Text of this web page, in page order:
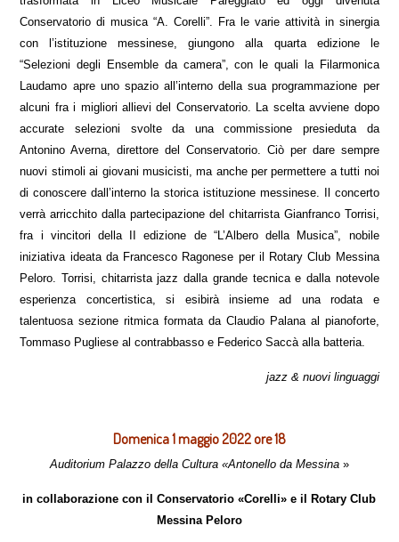
Conservatorio di musica “A. Corelli”. Fra le varie attività in sinergia
con l’istituzione messinese, giungono alla quarta edizione le
“Selezioni degli Ensemble da camera”, con le quali la Filarmonica
Laudamo apre uno spazio all’interno della sua programmazione per
alcuni fra i migliori allievi del Conservatorio. La scelta avviene dopo
accurate selezioni svolte da una commissione presieduta da
Antonino Averna, direttore del Conservatorio. Ciò per dare sempre
nuovi stimoli ai giovani musicisti, ma anche per permettere a tutti noi
di conoscere dall’interno la storica istituzione messinese. Il concerto
verrà arricchito dalla partecipazione del chitarrista Gianfranco Torrisi,
fra i vincitori della II edizione de “L’Albero della Musica”, nobile
iniziativa ideata da Francesco Ragonese per il Rotary Club Messina
Peloro. Torrisi, chitarrista jazz dalla grande tecnica e dalla notevole
esperienza concertistica, si esibirà insieme ad una rodata e
talentuosa sezione ritmica formata da Claudio Palana al pianoforte,
Tommaso Pugliese al contrabbasso e Federico Saccà alla batteria.
jazz & nuovi linguaggi
Domenica 1 maggio 2022 ore 18
Auditorium Palazzo della Cultura «Antonello da Messina»
in collaborazione con il Conservatorio «Corelli» e il Rotary Club
Messina Peloro